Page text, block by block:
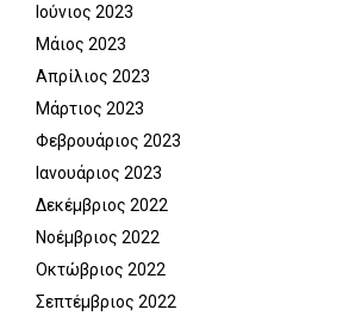
Ιούνιος 2023
Μάιος 2023
Απρίλιος 2023
Μάρτιος 2023
Φεβρουάριος 2023
Ιανουάριος 2023
Δεκέμβριος 2022
Νοέμβριος 2022
Οκτώβριος 2022
Σεπτέμβριος 2022